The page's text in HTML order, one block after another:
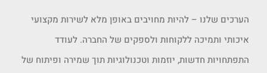
הערכים שלנו – להיות מחויבים באופן מלא לשירות מקצועי
איכותי ותמיכה ללקוחות ולספקים של החברה. לעודד
התפתחויות חדשות, יוזמות וטכנולוגיות תוך שמירה ופיתוח של